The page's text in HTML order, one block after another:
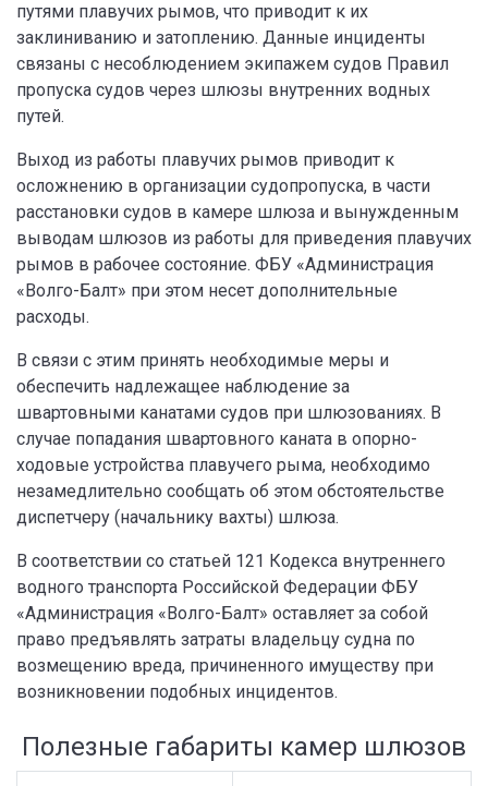
путями плавучих рымов, что приводит к их
заклиниванию и затоплению. Данные инциденты
связаны с несоблюдением экипажем судов Правил
пропуска судов через шлюзы внутренних водных
путей.
Выход из работы плавучих рымов приводит к
осложнению в организации судопропуска, в части
расстановки судов в камере шлюза и вынужденным
выводам шлюзов из работы для приведения плавучих
рымов в рабочее состояние. ФБУ «Администрация
«Волго-Балт» при этом несет дополнительные
расходы.
В связи с этим принять необходимые меры и
обеспечить надлежащее наблюдение за
швартовными канатами судов при шлюзованиях. В
случае попадания швартовного каната в опорно-
ходовые устройства плавучего рыма, необходимо
незамедлительно сообщать об этом обстоятельстве
диспетчеру (начальнику вахты) шлюза.
В соответствии со статьей 121 Кодекса внутреннего
водного транспорта Российской Федерации ФБУ
«Администрация «Волго-Балт» оставляет за собой
право предъявлять затраты владельцу судна по
возмещению вреда, причиненного имуществу при
возникновении подобных инцидентов.
Полезные габариты камер шлюзов